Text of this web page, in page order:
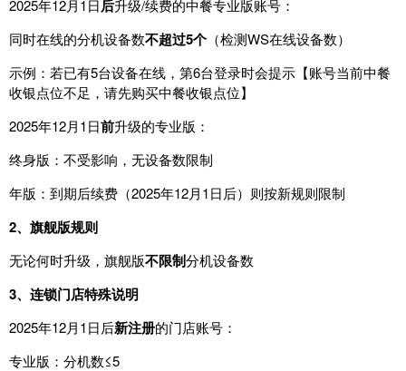
2025年12月1日后升级/续费的中餐专业版账号 ：
同时在线的分机设备数不超过5个（检测WS在线设备数）
示例 ： 若已有5台设备在线 ， 第6台登录时会提示 【账号当前中餐
收银点位不足 ， 请先购买中餐收银点位】
2025年12月1日前升级的专业版 ：
终身版 ： 不受影响 ， 无设备数限制
年版 ： 到期后续费 （2025年12月1日后） 则按新规则限制
2、旗舰版规则
无论何时升级 ， 旗舰版不限制分机设备数
3、连锁门店特殊说明
2025年12月1日后新注册的门店账号 ：
专业版 ： 分机数≤5